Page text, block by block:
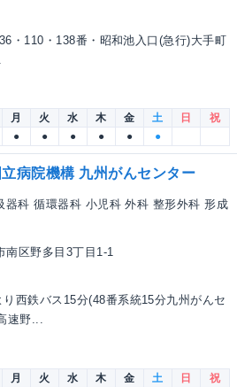
・110・138番・昭和池入口(急行)大手町
月 火 水 木 金 土 日
祝
● ● ● ● ● ●
病院機構 九州がんセンター
器科 循環器科 小児科 外科 整形外科 形成
南区野多目3丁目1-1
り西鉄バス15分(48番系統15分九州がんセ
速野...
月 火 水 木 金 土 日
祝